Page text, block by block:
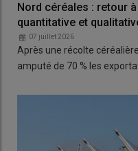
Nord céréales : retour
quantitative et
07 juillet 2026
Après une récolte
amputé de 70 % les